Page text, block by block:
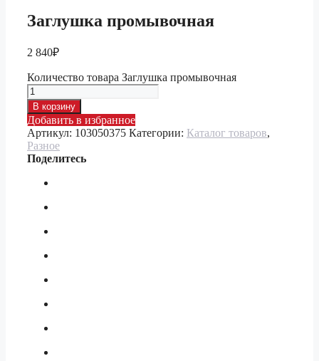
Заглушка промывочная
2 840₽
Количество товара Заглушка промывочная
В корзину
Добавить в избранное
Артикул: 103050375 Категории: Каталог товаров,
Разное
Поделитесь